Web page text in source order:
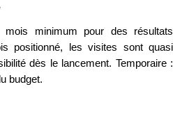
minimum pour des résultats
positionné, les visites sont quasi
dès le lancement. Temporaire :
budget.